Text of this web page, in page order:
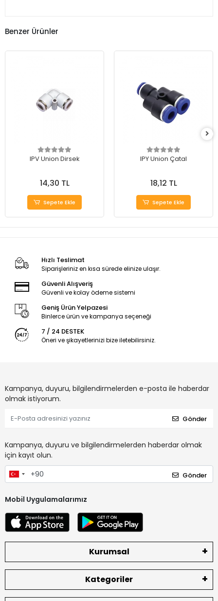
Benzer Ürünler
IPV Union Dirsek
14,30 TL
Sepete Ekle
IPY Union Çatal
18,12 TL
Sepete Ekle
Hızlı Teslimat
Siparişleriniz en kısa sürede elinize ulaşır.
Güvenli Alışveriş
Güvenli ve kolay ödeme sistemi
Geniş Ürün Yelpazesi
Binlerce ürün ve kampanya seçeneği
7 / 24 DESTEK
Öneri ve şikayetlerinizi bize iletebilirsiniz.
Kampanya, duyuru, bilgilendirmelerden e-posta ile haberdar
olmak istiyorum.
Gönder
Kampanya, duyuru ve bilgilendirmelerden haberdar olmak
için kayıt olun.
Gönder
Mobil Uygulamalarımız
Kurumsal
Kategoriler